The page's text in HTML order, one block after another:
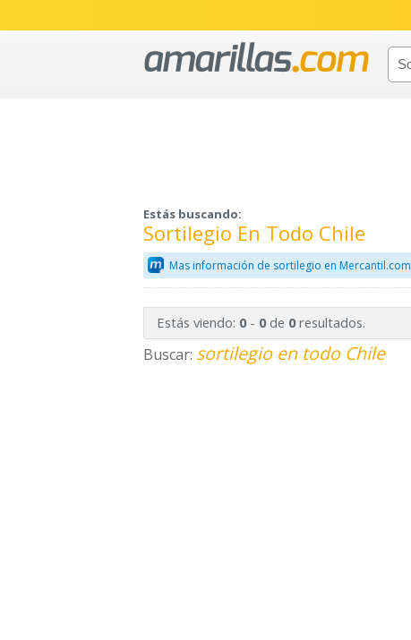
Estás buscando:
Sortilegio En Todo Chile
Mas información de sortilegio en Mercantil.com
Estás viendo: 0- 0de 0resultados.
Buscar: sortilegio en todo Chile